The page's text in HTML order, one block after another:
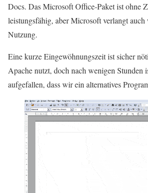
Docs. Das Microsoft Office-Paket ist ohne
leistungsfähig, aber Microsoft verlangt
Nutzung.
Eine kurze Eingewöhnungszeit ist sicher
Apache nutzt, doch nach wenigen Stunden
aufgefallen, dass wir ein alternatives